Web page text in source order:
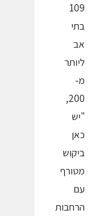
109
בתי
אב
ליותר
מ-
200,
"יש
כאן
ביקוש
מטורף
עם
הרחבות